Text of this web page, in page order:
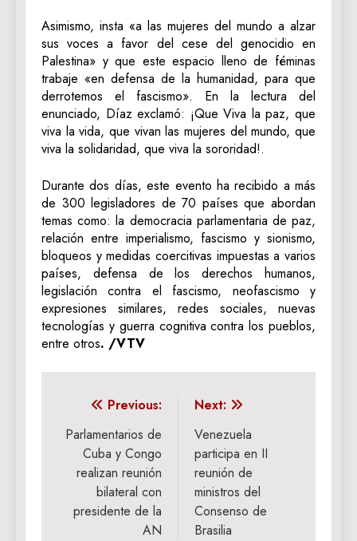
Asimismo, insta «a las mujeres del mundo a alzar
sus voces a favor del cese del genocidio en
Palestina» y que este espacio lleno de féminas
trabaje «en defensa de la humanidad, para que
derrotemos el fascismo». En la lectura del
enunciado, Díaz exclamó: ¡Que Viva la paz, que
viva la vida, que vivan las mujeres del mundo, que
viva la solidaridad, que viva la sororidad!.
Durante dos días, este evento ha recibido a más
de 300 legisladores de 70 países que abordan
temas como: la democracia parlamentaria de paz,
relación entre imperialismo, fascismo y sionismo,
bloqueos y medidas coercitivas impuestas a varios
países, defensa de los derechos humanos,
legislación contra el fascismo, neofascismo y
expresiones similares, redes sociales, nuevas
tecnologías y guerra cognitiva contra los pueblos,
entre otros. /VTV
Navegación
de
entradas
Previous:
Parlamentarios de
Cuba y Congo
realizan reunión
bilateral con
presidente de la
AN
Next:
Venezuela
participa en II
reunión de
ministros del
Consenso de
Brasilia